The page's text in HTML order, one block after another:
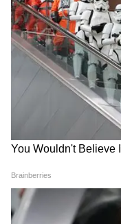
Image Credit :Instagram
5. बोमन ईरानी
बोमन ईरानी भी
की फिल्मों में भी
रुपए फीस मिली है।